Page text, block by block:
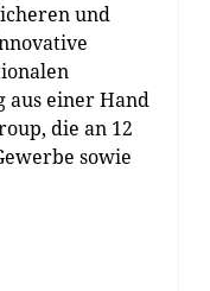
und
aus einer Hand
die an 12
sowie